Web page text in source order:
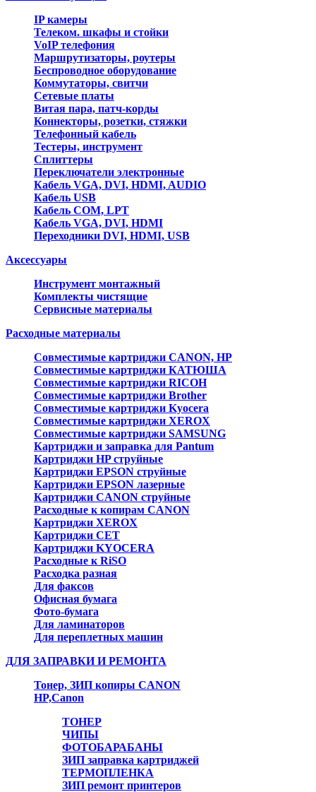
IP камеры
Телеком. шкафы и стойки
VoIP телефония
Маршрутизаторы, роутеры
Беспроводное оборудование
Коммутаторы, свитчи
Сетевые платы
Витая пара, патч-корды
Коннекторы, розетки, стяжки
Телефонный кабель
Тестеры, инструмент
Сплиттеры
Переключатели электронные
Кабель VGA, DVI, HDMI, AUDIO
Кабель USB
Кабель COM, LPT
Кабель VGA, DVI, HDMI
Переходники DVI, HDMI, USB
Аксессуары
Инструмент монтажный
Комплекты чистящие
Сервисные материалы
Расходные материалы
Совместимые картриджи CANON, HP
Совместимые картриджи КАТЮША
Совместимые картриджи RICOH
Совместимые картриджи Brother
Совместимые картриджи Kyocera
Совместимые картриджи XEROX
Совместимые картриджи SAMSUNG
Картриджи и заправка для Pantum
Картриджи HP струйные
Картриджи EPSON струйные
Картриджи EPSON лазерные
Картриджи CANON струйные
Расходные к копирам CANON
Картриджи XEROX
Картриджи CET
Картриджи KYOCERA
Расходные к RiSO
Расходка разная
Для факсов
Офисная бумага
Фото-бумага
Для ламинаторов
Для переплетных машин
ДЛЯ ЗАПРАВКИ И РЕМОНТА
Тонер, ЗИП копиры CANON
HP,Canon
ТОНЕР
ЧИПЫ
ФОТОБАРАБАНЫ
ЗИП заправка картриджей
ТЕРМОПЛЕНКА
ЗИП ремонт принтеров